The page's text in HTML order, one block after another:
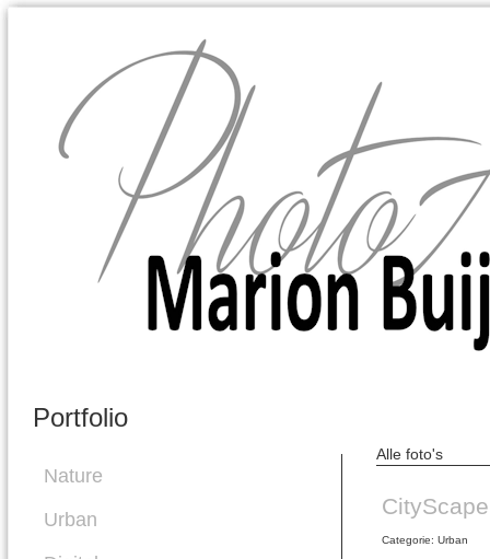
Portfolio
Nature
Urban
Alle foto's
CityScape
Categorie: Urban